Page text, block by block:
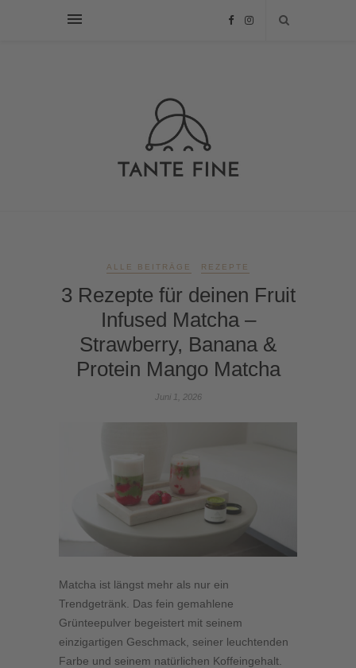
ALLE BEITRÄGE REZEPTE
3 Rezepte für deinen Fruit
Infused Matcha –
Strawberry, Banana &
Protein Mango Matcha
Juni 1, 2026
Matcha ist längst mehr als nur ein
Trendgetränk. Das fein gemahlene
Grünteepulver begeistert mit seinem
einzigartigen Geschmack, seiner leuchtenden
Farbe und seinem natürlichen Koffeingehalt.